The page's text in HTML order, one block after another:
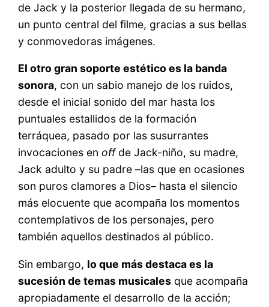
de Jack y la posterior llegada de su hermano,
un punto central del filme, gracias a sus bellas
y conmovedoras imágenes.
El otro gran soporte estético es la banda
sonora, con un sabio manejo de los ruidos,
desde el inicial sonido del mar hasta los
puntuales estallidos de la formación
terráquea, pasado por las susurrantes
invocaciones enoffde Jack-niño, su madre,
Jack adulto y su padre –las que en ocasiones
son puros clamores a Dios– hasta el silencio
más elocuente que acompaña los momentos
contemplativos de los personajes, pero
también aquellos destinados al público.
Sin embargo, lo que más destaca es la
sucesión de temas musicales que acompaña
apropiadamente el desarrollo de la acción;